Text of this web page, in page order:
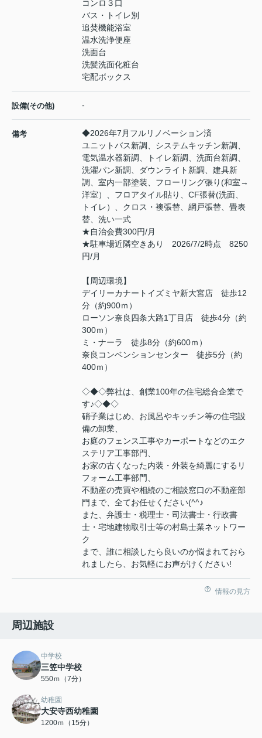
コンロ３口
バス・トイレ別
追焚機能浴室
温水洗浄便座
洗面台
洗髪洗面化粧台
宅配ボックス
設備(その他) -
備考
◆2026年7月フルリノベーション済
ユニットバス新調、システムキッチン新調、
電気温水器新調、トイレ新調、洗面台新調、
洗濯パン新調、ダウンライト新調、建具新
調、室内一部塗装、フローリング張り(和室→
洋室）、フロアタイル貼り、CF張替(洗面、
トイレ）、クロス・襖張替、網戸張替、畳表
替、洗い一式
★自治会費300円/月
★駐車場近隣空きあり 2026/7/2時点 8250
円/月
【周辺環境】
デイリーカナートイズミヤ新大宮店 徒歩12
分（約900ｍ）
ローソン奈良四条大路1丁目店 徒歩4分（約
300ｍ）
ミ・ナーラ 徒歩8分（約600ｍ）
奈良コンベンションセンター 徒歩5分（約
400ｍ）
◇◆◇弊社は、創業100年の住宅総合企業で
す♪◇◆◇
硝子業はじめ、お風呂やキッチン等の住宅設
備の卸業、
お庭のフェンス工事やカーポートなどのエク
ステリア工事部門、
お家の古くなった内装・外装を綺麗にするリ
フォーム工事部門、
不動産の売買や相続のご相談窓口の不動産部
門まで、全てお任せください(^^♪
また、弁護士・税理士・司法書士・行政書
士・宅地建物取引士等の村島士業ネットワー
ク
まで、誰に相談したら良いのか悩まれておら
れましたら、お気軽にお声がけください!
情報の見方
周辺施設
中学校
三笠中学校
550ｍ（7分）
幼稚園
大安寺西幼稚園
1200ｍ（15分）